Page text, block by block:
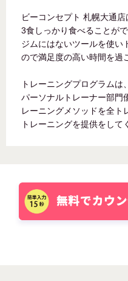
ビーコンセプト 札幌大通
3食しっかり食べることが
ジムにはないツールを使い
ので満足度の高い時間を過
トレーニングプログラムは
パーソナルトレーナー部門
レーニングメソッドを全ト
トレーニングを提供をして